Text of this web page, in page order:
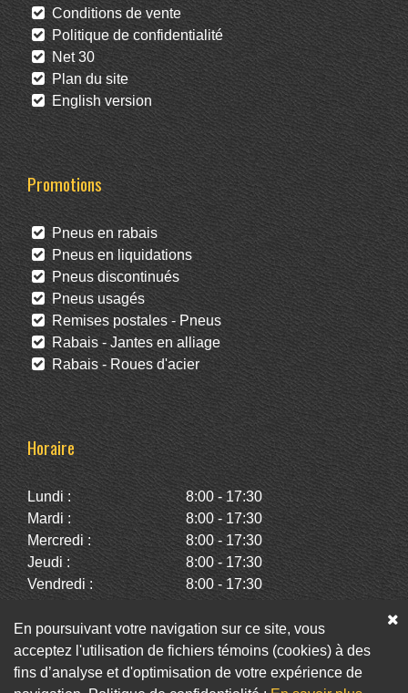
Conditions de vente
Politique de confidentialité
Net 30
Plan du site
English version
Promotions
Pneus en rabais
Pneus en liquidations
Pneus discontinués
Pneus usagés
Remises postales - Pneus
Rabais - Jantes en alliage
Rabais - Roues d'acier
Horaire
Lundi :
8:00 - 17:30
Mardi :
8:00 - 17:30
Mercredi :
8:00 - 17:30
Jeudi :
8:00 - 17:30
Vendredi :
8:00 - 17:30
Dimanche :
Fermé
Facebook Twitter Infolettre
En poursuivant votre navigation sur ce site, vous
acceptez l'utilisation de fichiers témoins (cookies) à des
fins d’analyse et d'optimisation de votre expérience de